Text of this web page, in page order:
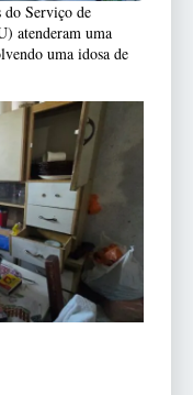
do Serviço de
atenderam uma
uma idosa de